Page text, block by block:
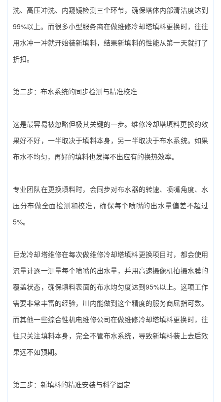
洗、高压冲洗、内窥镜检测三个环节，确保塔体内部清洁度达到
99%以上。而很多小型服务商在做‌维修冷却塔填料更换‌时，往往
用水冲一冲就开始装新填料，结果新填料的性能从第一天就打了
折扣。
第二步：布水系统的同步检测与精准校准
这是最容易被忽略但极其关键的一步。‌维修冷却塔填料更换‌的效
果好不好，一半取决于填料本身，另一半取决于布水系统。如果
布水不均匀，再好的填料也发挥不出应有的换热效率。
专业团队在更换填料时，会同步对布水器的转速、喷嘴角度、水
压分布做全面检测和校准，确保每个喷嘴的出水量偏差不超过
5%。
巨龙冷却塔维修在每次做‌维修冷却塔填料更换‌项目时，都会使用
流量计逐一测量每个喷嘴的出水量，并用高速摄像机拍摄水膜的
覆盖状态，确保填料表面的布水均匀度达到95%以上。这项工作
需要非常丰富的经验，川内能做到这个精度的服务商屈指可数。
而其他一些综合性机电维修公司在做‌维修冷却塔填料更换‌时，往
往只关注填料本身，完全不管布水系统，导致新填料装上去后效
果远不如预期。
第三步：新填料的精准安装与科学固定